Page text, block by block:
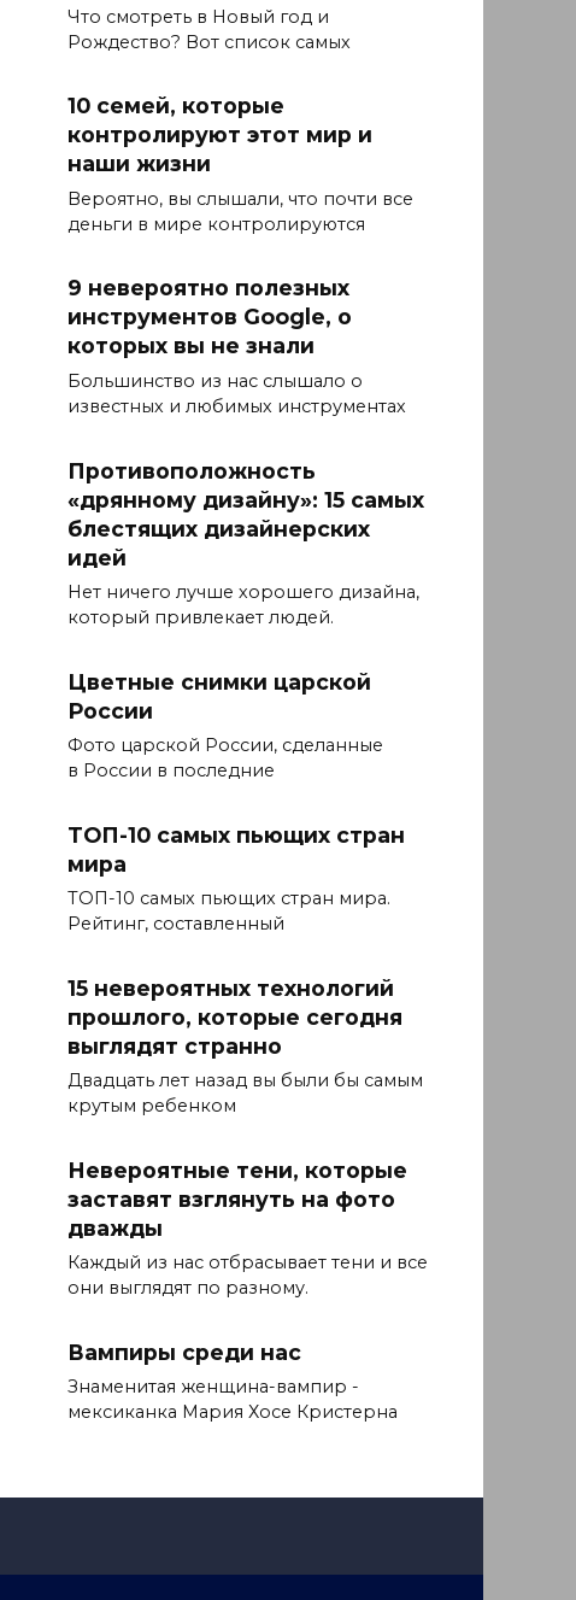
Что смотреть в Новый год и
Рождество? Вот список самых
10 семей, которые
контролируют этот мир и
наши жизни
Вероятно, вы слышали, что почти все
деньги в мире контролируются
9 невероятно полезных
инструментов Google, о
которых вы не знали
Большинство из нас слышало о
известных и любимых инструментах
Противоположность
«дрянному дизайну»: 15 самых
блестящих дизайнерских
идей
Нет ничего лучше хорошего дизайна,
который привлекает людей.
Цветные снимки царской
России
Фото царской России, сделанные
в России в последние
ТОП-10 самых пьющих стран
мира
ТОП-10 самых пьющих стран мира.
Рейтинг, составленный
15 невероятных технологий
прошлого, которые сегодня
выглядят странно
Двадцать лет назад вы были бы самым
крутым ребенком
Невероятные тени, которые
заставят взглянуть на фото
дважды
Каждый из нас отбрасывает тени и все
они выглядят по разному.
Вампиры среди нас
Знаменитая женщина-вампир -
мексиканка Мария Хосе Кристерна